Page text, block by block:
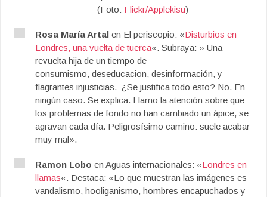
(Foto: Flickr/Applekisu)
Rosa María Artal en El periscopio: «Disturbios en
Londres, una vuelta de tuerca«. Subraya: » Una
revuelta hija de un tiempo de
consumismo, deseducacion, desinformación, y
flagrantes injusticias. ¿Se justifica todo esto? No. En
ningún caso. Se explica. Llamo la atención sobre que
los problemas de fondo no han cambiado un ápice, se
agravan cada día. Peligrosísimo camino: suele acabar
muy mal».
Ramon Lobo en Aguas internacionales: «Londres en
llamas«. Destaca: «Lo que muestran las imágenes es
vandalismo, hooliganismo, hombres encapuchados y